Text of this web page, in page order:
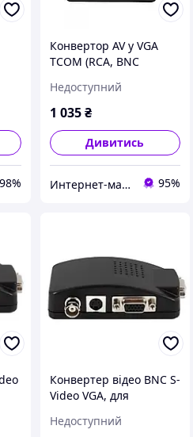
98%
Конвертор AV у VGA
TCOM (RCA, BNC
VGA), 5V
Недоступний
1 035 ₴
Дивитись
Интернет-магазин "RADIOMART" 95%
Конвертер відео BNC S-
Video VGA, для
Недоступний